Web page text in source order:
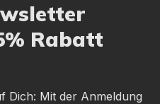
Rabatt
Dich: Mit der Anmeldung